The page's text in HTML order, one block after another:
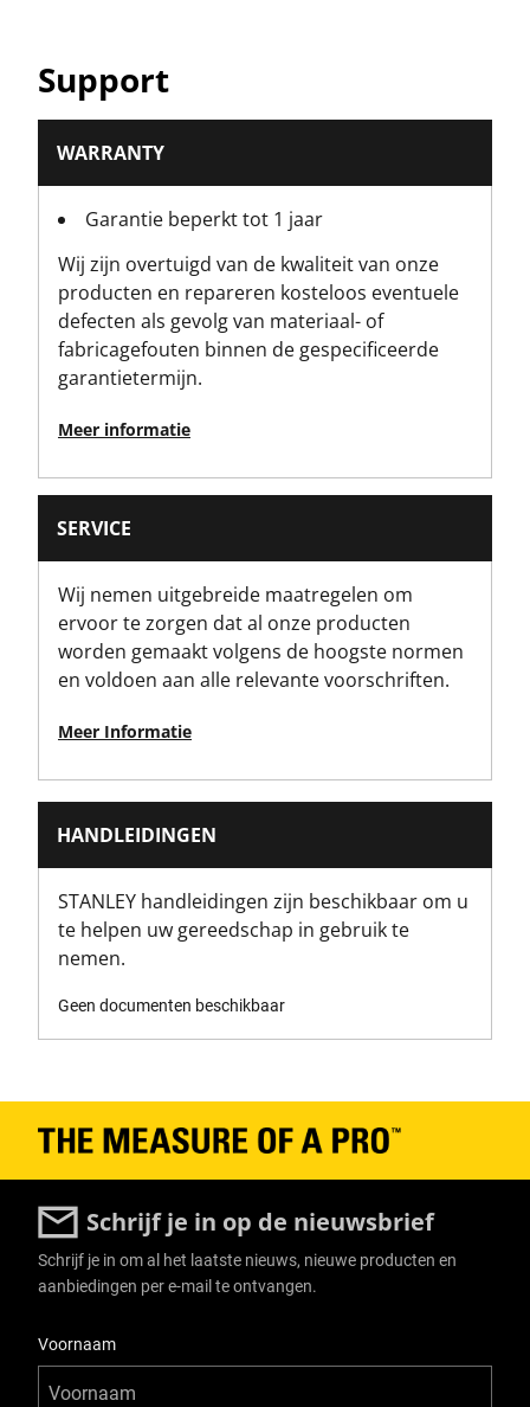
25
Productgewicht Bruto [g]
Productbreedte [mm]
21
Type schroevendraaierkop
Sleuven
Standards / Norms
Support
WARRANTY
Garantie beperkt tot 1 jaar
Wij zijn overtuigd van de kwaliteit van onze
producten en repareren kosteloos eventuele
defecten als gevolg van materiaal- of
fabricagefouten binnen de gespecificeerde
garantietermijn.
Meer informatie
SERVICE
Wij nemen uitgebreide maatregelen om
ervoor te zorgen dat al onze producten
worden gemaakt volgens de hoogste normen
en voldoen aan alle relevante voorschriften.
Meer Informatie
HANDLEIDINGEN
STANLEY handleidingen zijn beschikbaar om u
te helpen uw gereedschap in gebruik te
nemen.
Geen documenten beschikbaar
Schrijf je in op de nieuwsbrief
Schrijf je in om al het laatste nieuws, nieuwe producten en
aanbiedingen per e-mail te ontvangen.
Voornaam